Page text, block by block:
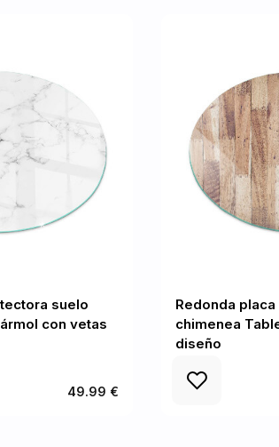
suelo
con vetas
49.99 €
Redonda
chimenea
diseño